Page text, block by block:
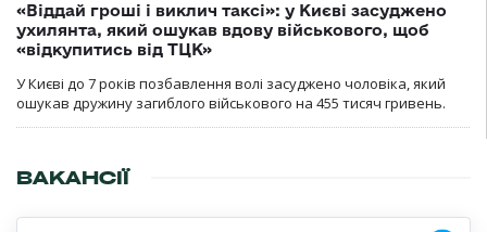
«Віддай гроші і виклич таксі»: у Києві засуджено
ухилянта, який ошукав вдову військового, щоб
«відкупитись від ТЦК»
У Києві до 7 років позбавлення волі засуджено чоловіка, який
ошукав дружину загиблого військового на 455 тисяч гривень.
ВАКАНСІЇ